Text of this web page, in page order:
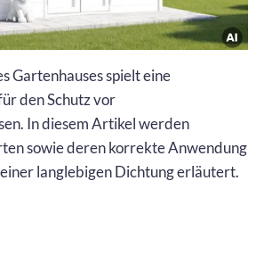
Gartenhauses spielt eine
den Schutz vor
In diesem Artikel werden
sowie deren korrekte Anwendung
langlebigen Dichtung erläutert.